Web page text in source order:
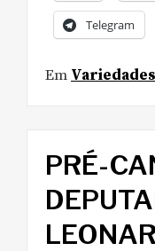
Telegram
EmVariedades
PRÉ-